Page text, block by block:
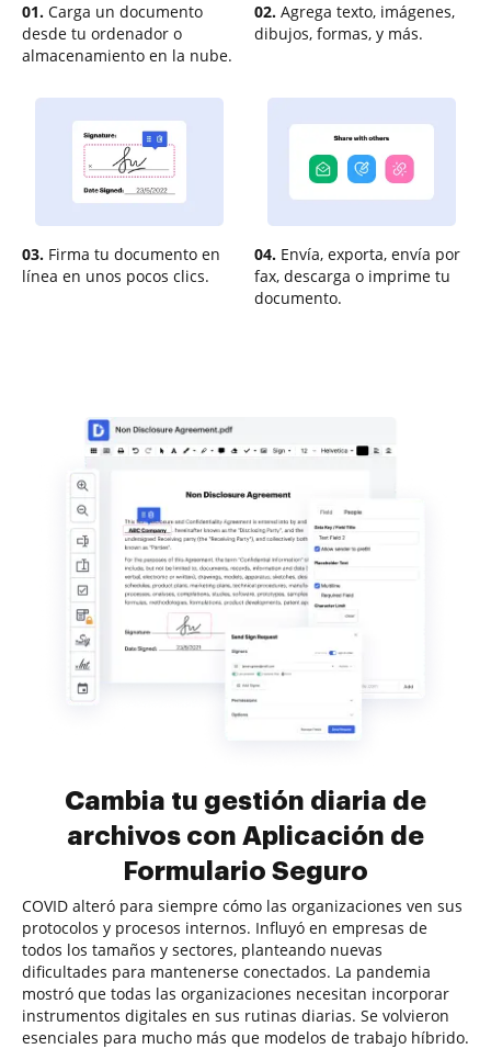
01. Carga un documento
desde tu ordenador o
almacenamiento en la nube.
02. Agrega texto, imágenes,
dibujos, formas, y más.
03. Firma tu documento en
línea en unos pocos clics.
04. Envía, exporta, envía por
fax, descarga o imprime tu
documento.
Cambia tu gestión diaria de
archivos con Aplicación de
Formulario Seguro
COVID alteró para siempre cómo las organizaciones ven sus
protocolos y procesos internos. Influyó en empresas de
todos los tamaños y sectores, planteando nuevas
dificultades para mantenerse conectados. La pandemia
mostró que todas las organizaciones necesitan incorporar
instrumentos digitales en sus rutinas diarias. Se volvieron
esenciales para mucho más que modelos de trabajo híbrido.